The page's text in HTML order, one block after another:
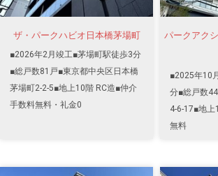
ザ・パークハビオ日本橋茅場町
■2026年2月竣工■茅場町駅徒歩3分
■総戸数81戸■東京都中央区日本橋
茅場町2-2-5■地上10階 RC造■仲介
手数料無料・礼金0
パークアク
■2025年10
分■総戸数
4-6-17■地
無料